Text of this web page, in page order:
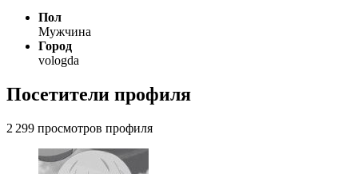
Пол
Мужчина
Город
vologda
Посетители профиля
2 299 просмотров профиля